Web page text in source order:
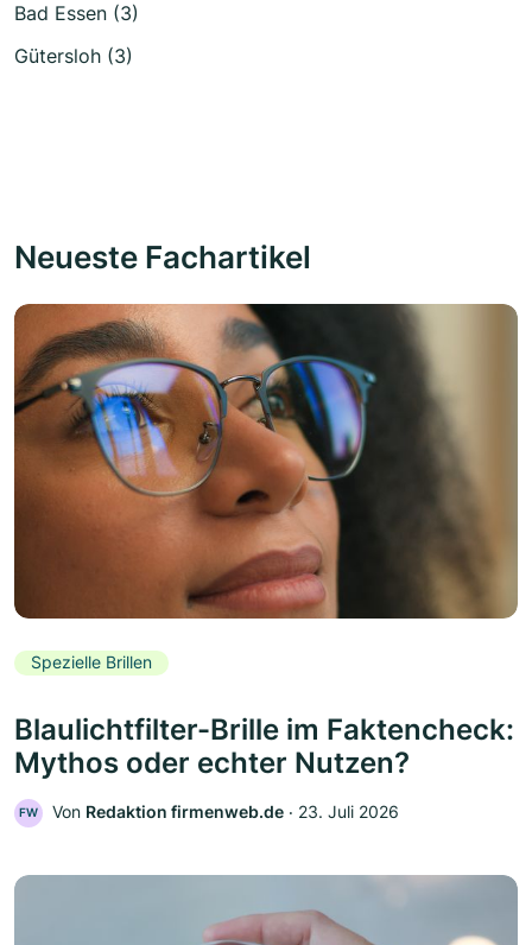
Bad Essen (3)
Gütersloh (3)
Neueste Fachartikel
Spezielle Brillen
Blaulichtfilter-Brille im Faktencheck:
Mythos oder echter Nutzen?
FW Von Redaktion firmenweb.de ‧ 23. Juli 2026